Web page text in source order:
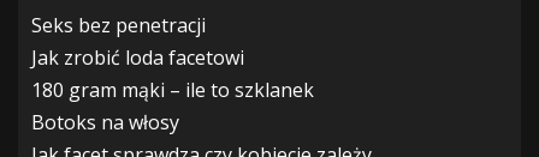
Seks bez penetracji
Jak zrobić loda facetowi
180 gram mąki – ile to szklanek
Botoks na włosy